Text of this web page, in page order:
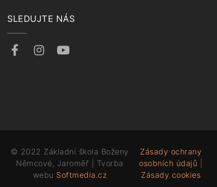
SLEDUJTE NÁS
© 2022 Základní škola Boženy
Němcové, Jaroměř | Tvorba
webu Softmedia.cz
Zásady ochrany
osobních údajů
Zásady cookies